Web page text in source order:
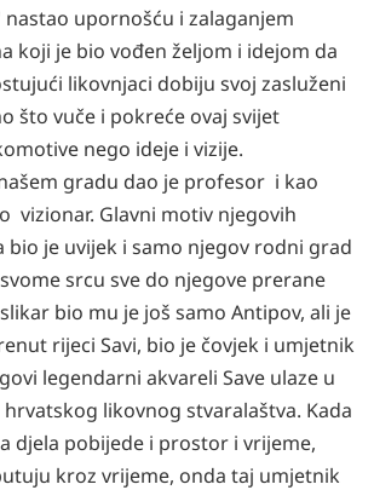
nastao upornošću i zalaganjem
koji je bio vođen željom i idejom da
likovnjaci dobiju svoj zasluženi
što vuče i pokreće ovaj svijet
nego ideje i vizije.
gradu dao je profesor i kao
vizionar. Glavni motiv njegovih
bio je uvijek i samo njegov rodni grad
srcu sve do njegove prerane
bio mu je još samo Antipov, ali je
rijeci Savi, bio je čovjek i umjetnik
legendarni akvareli Save ulaze u
likovnog stvaralaštva. Kada
djela pobijede i prostor i vrijeme,
kroz vrijeme, onda taj umjetnik